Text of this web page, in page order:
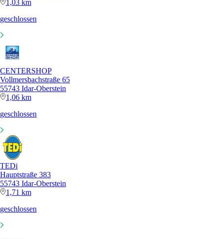
1,03 km
geschlossen
CENTERSHOP
Vollmersbachstraße 65
55743 Idar-Oberstein
1,06 km
geschlossen
TEDi
Hauptstraße 383
55743 Idar-Oberstein
1,71 km
geschlossen